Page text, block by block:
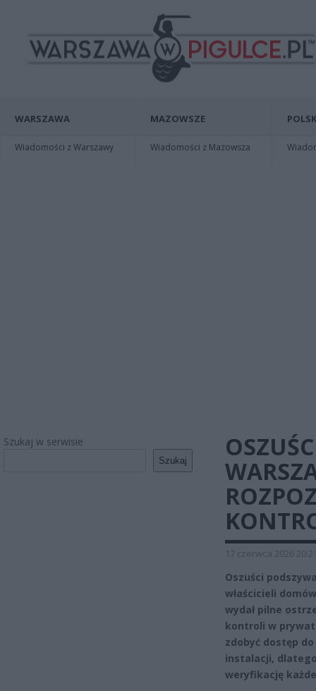
WARSZAWA
Wiadomości z Warszawy
MAZOWSZE
Wiadomości z Mazowsza
Szukaj w serwisie
Szukaj
17 czerwca 2026
Oszuści
właścicieli
wydał pilne
kontroli w
zdobyć dostęp
instalacji,
weryfikację